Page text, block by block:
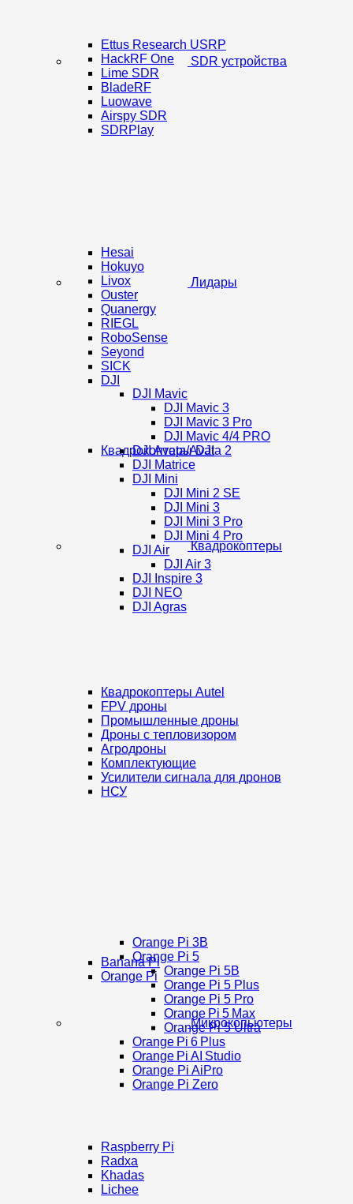
SDR устройства
Ettus Research USRP
HackRF One
Lime SDR
BladeRF
Luowave
Airspy SDR
SDRPlay
Лидары
Hesai
Hokuyo
Livox
Ouster
Quanergy
RIEGL
RoboSense
Seyond
SICK
DJI
Квадрокоптеры
Квадрокоптеры DJI
DJI Mavic
DJI Mavic 3
DJI Mavic 3 Pro
DJI Mavic 4/4 PRO
DJI Avata/Avata 2
DJI Matrice
DJI Mini
DJI Mini 2 SE
DJI Mini 3
DJI Mini 3 Pro
DJI Mini 4 Pro
DJI Air
DJI Air 3
DJI Inspire 3
DJI NEO
DJI Agras
Квадрокоптеры Autel
FPV дроны
Промышленные дроны
Дроны с тепловизором
Агродроны
Комплектующие
Усилители сигнала для дронов
НСУ
Микрокопьютеры
Banana Pi
Orange Pi
Orange Pi 3B
Orange Pi 5
Orange Pi 5B
Orange Pi 5 Plus
Orange Pi 5 Pro
Orange Pi 5 Max
Orange Pi 5 Ultra
Orange Pi 6 Plus
Orange Pi AI Studio
Orange Pi AiPro
Orange Pi Zero
Raspberry Pi
Radxa
Khadas
Lichee